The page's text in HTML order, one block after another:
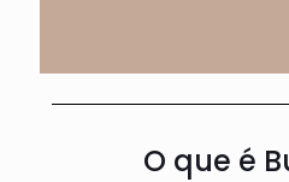
O que é